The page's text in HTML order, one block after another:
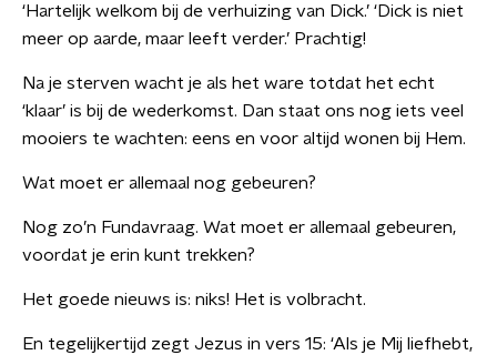
‘Hartelijk welkom bij de verhuizing van Dick.’ ‘Dick is niet
meer op aarde, maar leeft verder.’ Prachtig!
Na je sterven wacht je als het ware totdat het echt
‘klaar’ is bij de wederkomst. Dan staat ons nog iets veel
mooiers te wachten: eens en voor altijd wonen bij Hem.
Wat moet er allemaal nog gebeuren?
Nog zo’n Fundavraag. Wat moet er allemaal gebeuren,
voordat je erin kunt trekken?
Het goede nieuws is: niks! Het is volbracht.
En tegelijkertijd zegt Jezus in vers 15: ‘Als je Mij liefhebt,